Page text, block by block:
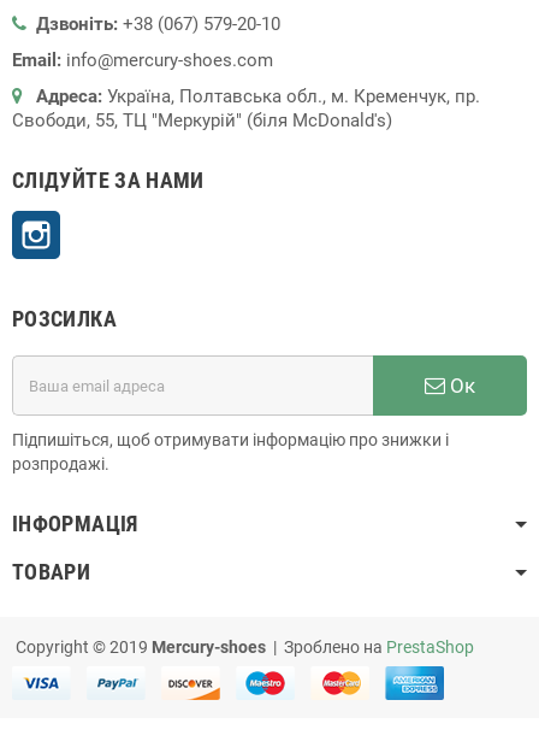
Дзвоніть: +38 (067) 579-20-10
Email: info@mercury-shoes.com
Адреса: Україна, Полтавська обл., м. Кременчук, пр.
Свободи, 55, ТЦ "Меркурій" (біля McDonald's)
СЛІДУЙТЕ ЗА НАМИ
РОЗСИЛКА
Ок
Підпишіться, щоб отримувати інформацію про знижки і
розпродажі.
ІНФОРМАЦІЯ
ТОВАРИ
Copyright © 2019 Mercury-shoes | Зроблено на PrestaShop